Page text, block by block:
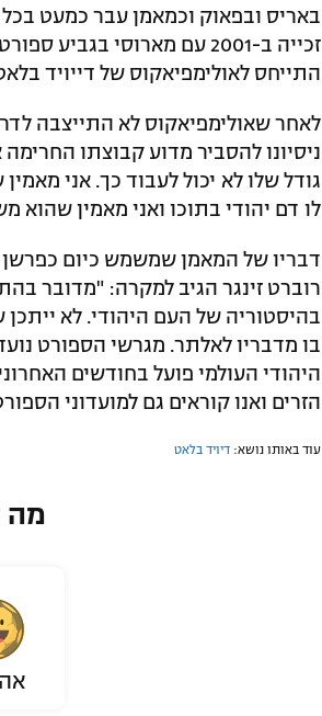
באריס ובפאוק וכמאמן עבר כמעט בכל
זכייה ב-2001 עם מארוסי
התייחס לאולימפיאקוס של דייויד
לאחר שאולימפיאקוס לא התייצבה
ניסיונו להסביר מדוע קבוצתו
גודל שלו לא יכול לעבוד כך. אני
לו דם יהודי בתוכו ואני מאמין שהוא
דבריו של המאמן שמשמש כיום כפרשן
רוברט זינגר הגיב למקרה: "מדובר
בהיסטוריה של העם היהודי. לא
בו מדבריו לאלתר. מגרשי הספורט
היהודי העולמי פועל בחודשים
הזרים ואנו קוראים גם למועדוני
עוד באותו נושא: דיויד בלאט
מה